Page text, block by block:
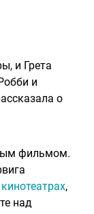
и Грета
и
о
фильмом.
,
над